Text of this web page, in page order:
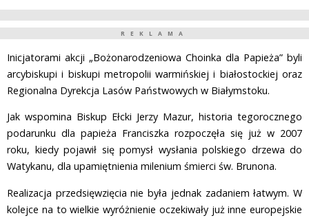
REKLAMA
Inicjatorami akcji „Bożonarodzeniowa Choinka dla Papieża” byli
arcybiskupi i biskupi metropolii warmińskiej i białostockiej oraz
Regionalna Dyrekcja Lasów Państwowych w Białymstoku.
Jak wspomina Biskup Ełcki Jerzy Mazur, historia tegorocznego
podarunku dla papieża Franciszka rozpoczęła się już w 2007
roku, kiedy pojawił się pomysł wysłania polskiego drzewa do
Watykanu, dla upamiętnienia milenium śmierci św. Brunona.
Realizacja przedsięwzięcia nie była jednak zadaniem łatwym. W
kolejce na to wielkie wyróżnienie oczekiwały już inne europejskie